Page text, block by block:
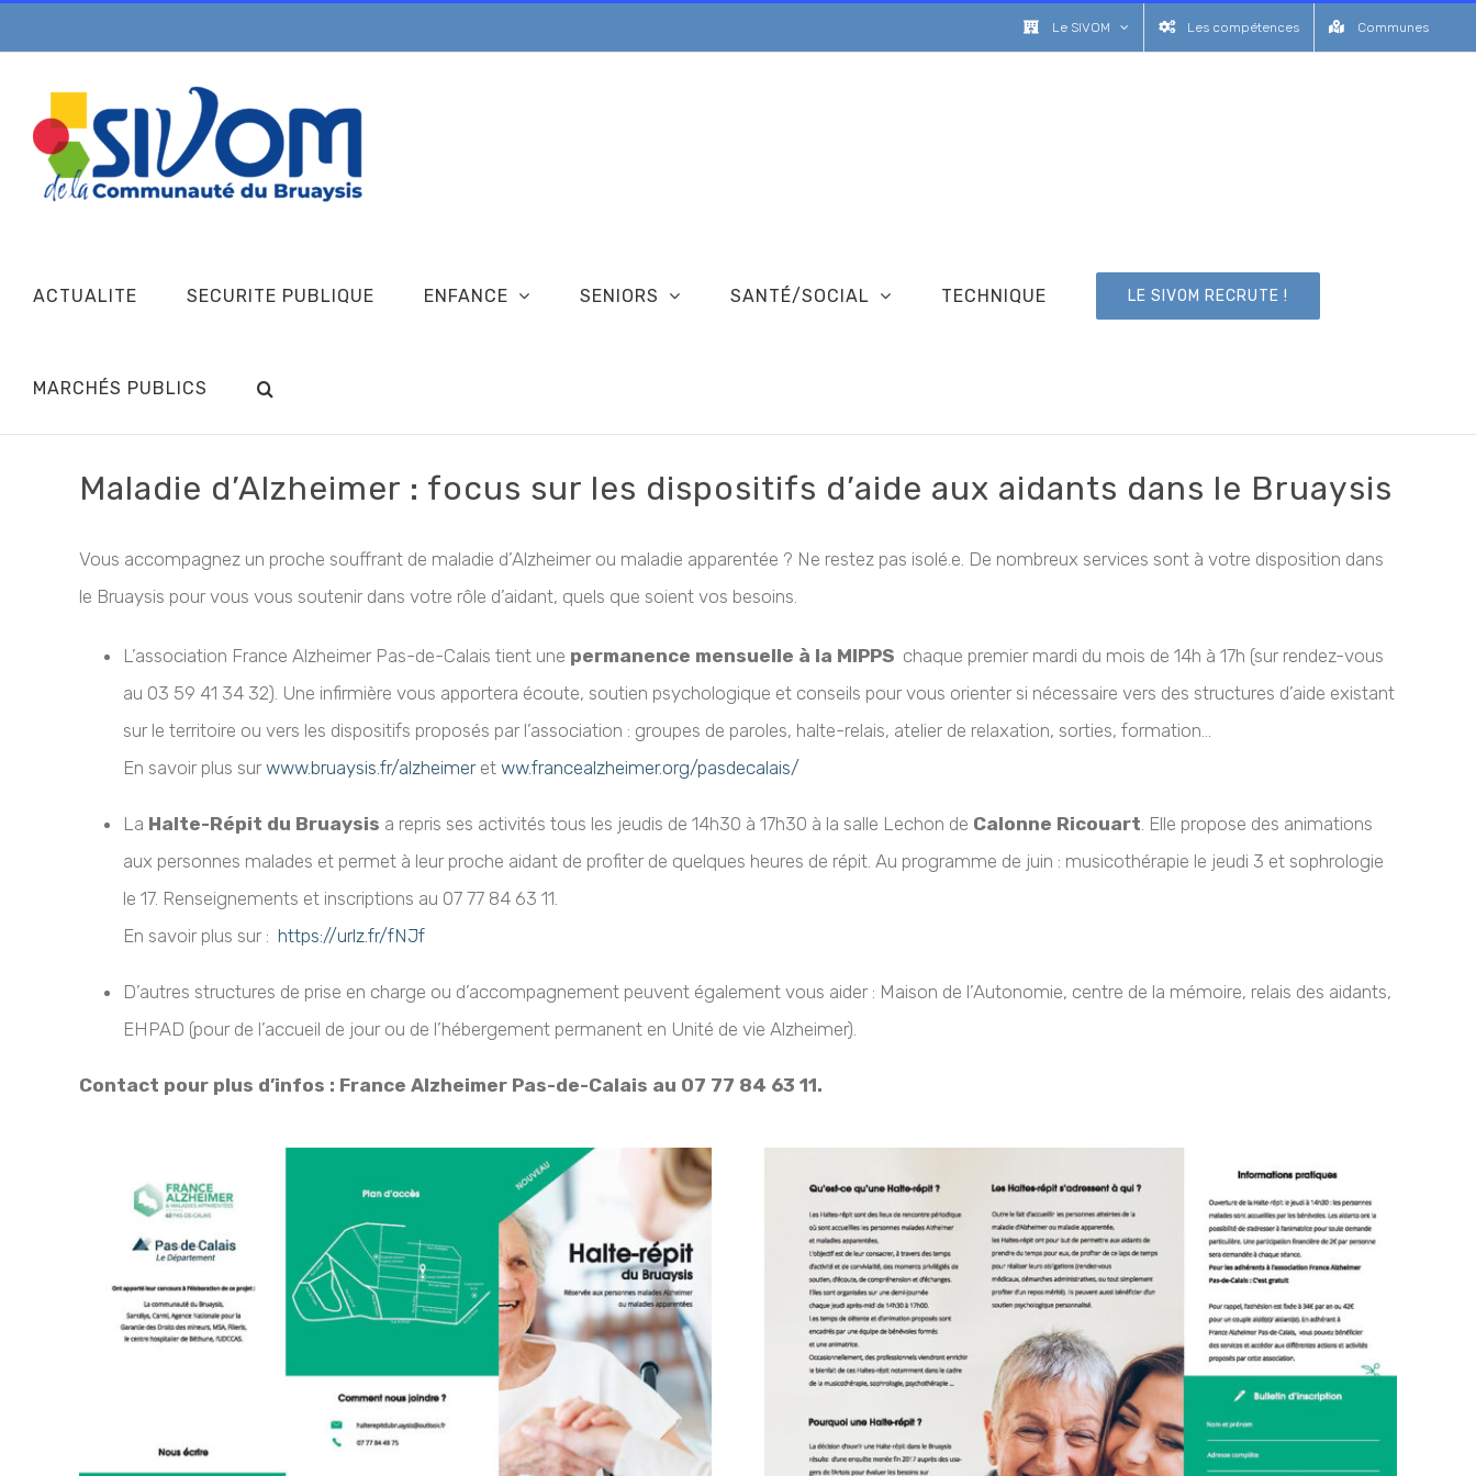
au
contenu
Le SIVOM Les compétences Communes
ACTUALITE SECURITE PUBLIQUE ENFANCE SENIORS SANTÉ/SOCIAL TECHNIQUE LE SIVOM RECRUTE !
MARCHÉS PUBLICS
Maladie d’Alzheimer : focus sur les dispositifs d’aide aux aidants dans le Bruaysis
Vous accompagnez un proche souffrant de maladie d’Alzheimer ou maladie apparentée ? Ne restez pas isolé.e. De nombreux services sont à votre disposition dans
le Bruaysis pour vous vous soutenir dans votre rôle d’aidant, quels que soient vos besoins.
L’association France Alzheimer Pas-de-Calais tient une permanence mensuelle à la MIPPS chaque premier mardi du mois de 14h à 17h (sur rendez-vous
au 03 59 41 34 32). Une infirmière vous apportera écoute, soutien psychologique et conseils pour vous orienter si nécessaire vers des structures d’aide existant
sur le territoire ou vers les dispositifs proposés par l’association : groupes de paroles, halte-relais, atelier de relaxation, sorties, formation…
En savoir plus surwww.bruaysis.fr/alzheimeret ww.francealzheimer.org/pasdecalais/
La Halte-Répit du Bruaysis a repris ses activités tous les jeudis de 14h30 à 17h30 à la salle Lechon de Calonne Ricouart. Elle propose des animations
aux personnes malades et permet à leur proche aidant de profiter de quelques heures de répit. Au programme de juin : musicothérapie le jeudi 3 et sophrologie
le 17. Renseignements et inscriptions au 07 77 84 63 11.
En savoir plus sur : https://urlz.fr/fNJf
D’autres structures de prise en charge ou d’accompagnement peuvent également vous aider : Maison de l’Autonomie, centre de la mémoire, relais des aidants,
EHPAD (pour de l’accueil de jour ou de l’hébergement permanent en Unité de vie Alzheimer).
Contact pour plus d’infos : France Alzheimer Pas-de-Calais au 07 77 84 63 11.